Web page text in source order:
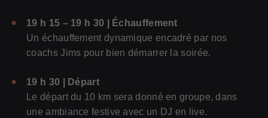
19 h 15 – 19 h 30 | Échauffement
Un échauffement dynamique encadré par nos
coachs Jims pour bien démarrer la soirée.
19 h 30 | Départ
Le départ du 10 km sera donné en groupe, dans
une ambiance festive avec un DJ en live.
pour les sportifs
Pour les (futurs) professionnels